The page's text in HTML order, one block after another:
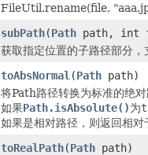
FileUtil.rename(file,
subPath(Path path, int
获取指定位置的子路径部分
toAbsNormal (Path path)
将Path路径转换为标准的绝对
如果Path.isAbsolute()为
如果是相对路径，则返回相对
toRealPath(Path path)